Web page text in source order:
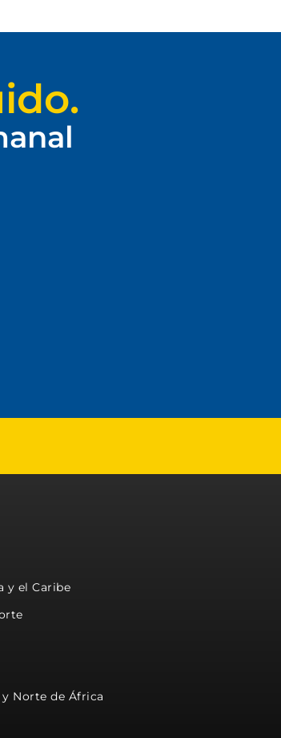
y el Caribe
Norte de África